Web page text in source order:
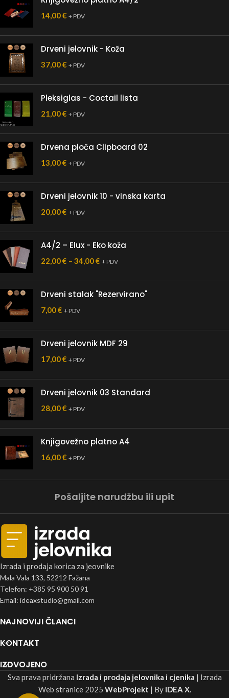
14,00€ + PDV
Drveni jelovnik - Koža
37,00€ + PDV
Pleksiglas - Coctail lista
21,00€ + PDV
Drvena ploča Clipboard 02
13,00€ + PDV
Drveni jelovnik 10 - vinska karta
20,00€ + PDV
A4/2 – Elux - Eko koža
22,00€ – 34,00€ + PDV
Drveni stalak "Rezervirano"
7,00€ + PDV
Drveni jelovnik MDF 29
17,00€ + PDV
Drveni jelovnik 03 Standard
28,00€ + PDV
Knjigovežno platno A4
16,00€ + PDV
Pošaljite narudžbu ili upit
Izrada i prodaja korica za jeovnike
Mala Vala 133, 52212 Fažana
Telefon: +385 95 900 50 91
Email: ideaxstudio@gmail.com
NAJNOVIJI ČLANCI
KONTAKT
IZDVOJENO
Sva prava pridržana Izrada i prodaja jelovnika i cjenika | Izrada
Web stranice2025 WebProjekt | By IDEA X.